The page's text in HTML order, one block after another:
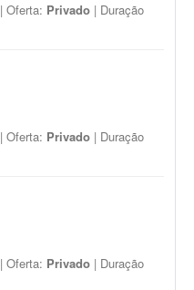
| Oferta: Privado | Duração
| Oferta: Privado | Duração
| Oferta: Privado | Duração